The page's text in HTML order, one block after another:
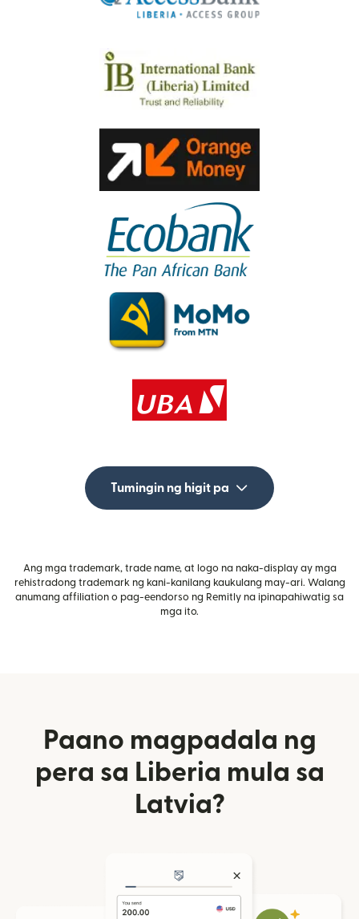
Tumingin ng higit pa
Ang mga trademark, trade name, at logo na naka-display ay mga
rehistradong trademark ng kani-kanilang kaukulang may-ari. Walang
anumang affiliation o pag-eendorso ng Remitly na ipinapahiwatig sa
mga ito.
Paano magpadala ng
pera sa Liberia mula sa
Latvia?